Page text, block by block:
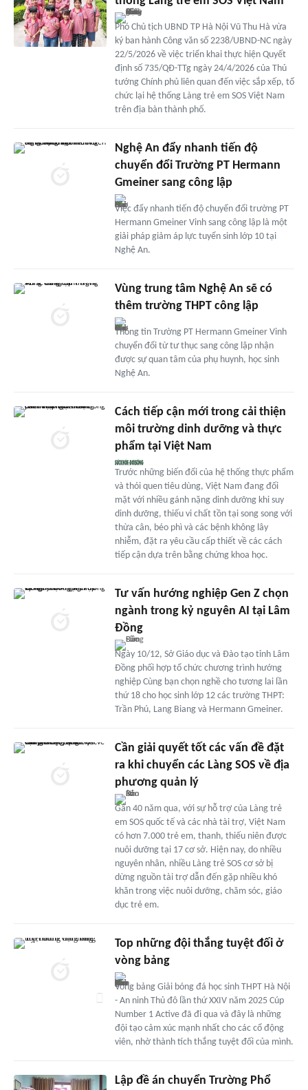
Phó Chủ tịch UBND TP Hà Nội Vũ Thu Hà vừa
ký ban hành Công văn số 2238/UBND-NC ngày
22/5/2026 về việc triển khai thực hiện Quyết
định số 735/QĐ-TTg ngày 24/4/2026 của Thủ
tướng Chính phủ liên quan đến việc sắp xếp, tổ
chức lại hệ thống Làng trẻ em SOS Việt Nam
trên địa bàn thành phố.
Nghệ An đẩy nhanh tiến độ
chuyển đổi Trường PT Hermann
Gmeiner sang công lập
Việc đẩy nhanh tiến độ chuyển đổi trường PT
Hermann Gmeiner Vinh sang công lập là một
giải pháp giảm áp lực tuyển sinh lớp 10 tại
Nghệ An.
Vùng trung tâm Nghệ An sẽ có
thêm trường THPT công lập
Thông tin Trường PT Hermann Gmeiner Vinh
chuyển đổi từ tư thục sang công lập nhận
được sự quan tâm của phụ huynh, học sinh
Nghệ An.
Cách tiếp cận mới trong cải thiện
môi trường dinh dưỡng và thực
phẩm tại Việt Nam
Trước những biến đổi của hệ thống thực phẩm
và thói quen tiêu dùng, Việt Nam đang đối
mặt với nhiều gánh nặng dinh dưỡng khi suy
dinh dưỡng, thiếu vi chất tồn tại song song với
thừa cân, béo phì và các bệnh không lây
nhiễm, đặt ra yêu cầu cấp thiết về các cách
tiếp cận dựa trên bằng chứng khoa học.
Tư vấn hướng nghiệp Gen Z chọn
ngành trong kỷ nguyên AI tại Lâm
Đồng
Ngày 10/12, Sở Giáo dục và Đào tạo tỉnh Lâm
Đồng phối hợp tổ chức chương trình hướng
nghiệp Cùng bạn chọn nghề cho tương lai lần
thứ 18 cho học sinh lớp 12 các trường THPT:
Trần Phú, Lang Biang và Hermann Gmeiner.
Cần giải quyết tốt các vấn đề đặt
ra khi chuyển các Làng SOS về địa
phương quản lý
Gần 40 năm qua, với sự hỗ trợ của Làng trẻ
em SOS quốc tế và các nhà tài trợ, Việt Nam
có hơn 7.000 trẻ em, thanh, thiếu niên được
nuôi dưỡng tại 17 cơ sở. Hiện nay, do nhiều
nguyên nhân, nhiều Làng trẻ SOS cơ sở bị
dừng nguồn tài trợ dẫn đến gặp nhiều khó
khăn trong việc nuôi dưỡng, chăm sóc, giáo
dục trẻ em.
Top những đội thắng tuyệt đối ở
vòng bảng
Vòng bảng Giải bóng đá học sinh THPT Hà Nội
- An ninh Thủ đô lần thứ XXIV năm 2025 Cúp
Number 1 Active đã đi qua và đây là những
đội tạo cảm xúc mạnh nhất cho các cổ động
viên, nhờ thành tích thắng tuyệt đối của mình.
Lập đề án chuyển Trường Phổ